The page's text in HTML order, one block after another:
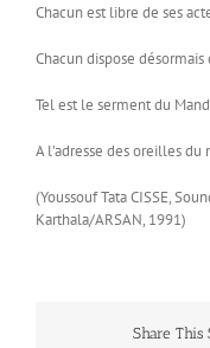
Chacun est libre de ses
Chacun dispose
Tel est le serment du
A l’adresse des oreilles du
(Youssouf Tata CISSE,
Karthala/ARSAN, 1991)
Share This